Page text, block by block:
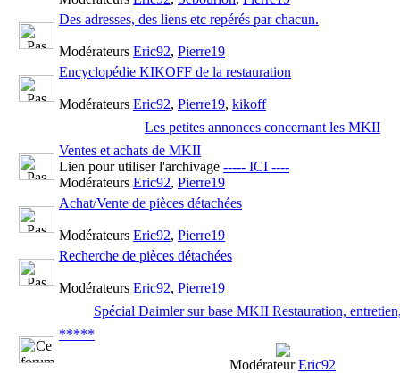
Des adresses, des liens etc repérés par chacun.
Modérateurs Eric92, Pierre19
Encyclopédie KIKOFF de la restauration
Modérateurs Eric92, Pierre19, kikoff
Les petites annonces concernant les MKII
Ventes et achats de MKII
Lien pour utiliser l'archivage ----- ICI ----
Modérateurs Eric92, Pierre19
Achat/Vente de pièces détachées
Modérateurs Eric92, Pierre19
Recherche de pièces détachées
Modérateurs Eric92, Pierre19
Spécial Daimler sur base MKII Restauration,
*****
ModérateurEric92